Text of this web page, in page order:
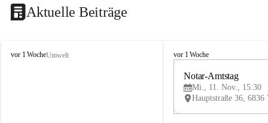
Aktuelle Beiträge
V
vor 1 WocheUmwelt
V
vor 1 Woche
Notar-Amtstag
Mi., 11. Nov., 15:30